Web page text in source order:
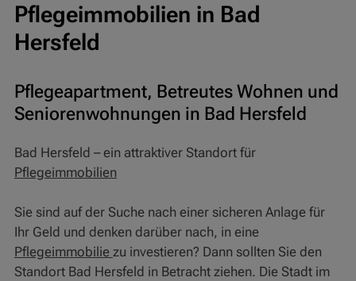
Pflegeimmobilien in Bad
Hersfeld
Pflegeapartment, Betreutes Wohnen und
Seniorenwohnungen in Bad Hersfeld
Bad Hersfeld – ein attraktiver Standort für
Pflegeimmobilien
Sie sind auf der Suche nach einer sicheren Anlage für
Ihr Geld und denken darüber nach, in eine
Pflegeimmobilie zu investieren? Dann sollten Sie den
Standort Bad Hersfeld in Betracht ziehen. Die Stadt im